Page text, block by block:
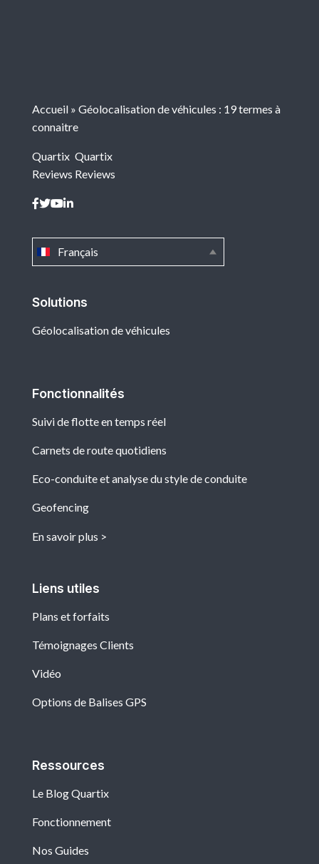
Solutions
Géolocalisation de véhicules
Fonctionnalités
Suivi de flotte en temps réel
Carnets de route quotidiens
Eco-conduite et analyse du style de conduite
Geofencing
En savoir plus
Liens utiles
Plans et forfaits
Témoignages Clients
Vidéo
Options de Balises GPS
Ressources
Le Blog Quartix
Fonctionnement
Nos Guides
Français
Accueil » Géolocalisation de véhicules : 19 termes à
connaitre
Quartix
Reviews
Quartix
Reviews